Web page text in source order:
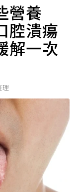
營養
腔潰瘍
解一次
理